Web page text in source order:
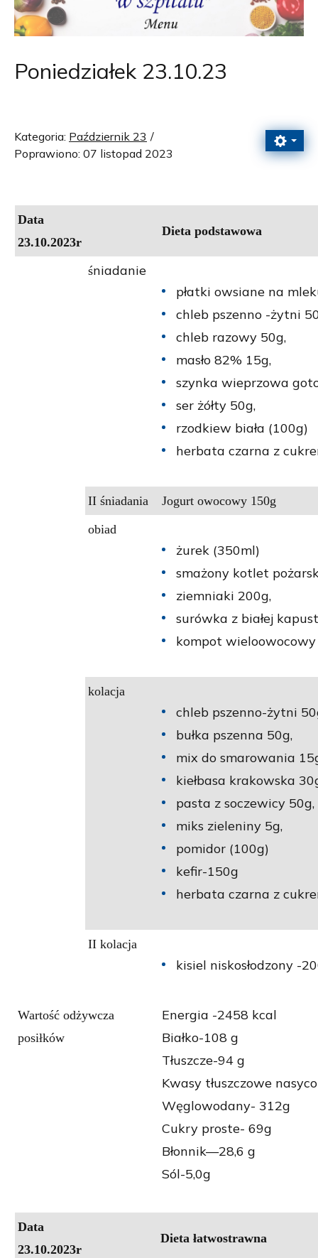
Poniedziałek 23.10.23
Kategoria: Październik 23
Poprawiono: 07 listopad 2023
Data
23.10.2023r
Dieta podstawowa
śniadanie
płatki owsiane na
chleb pszenno -żytni
chleb razowy 50g,
masło 82% 15g,
szynka wieprzowa
ser żółty 50g,
rzodkiew biała (100g)
herbata czarna z
II śniadania
Jogurt owocowy 150g
obiad
żurek (350ml)
smażony kotlet
ziemniaki 200g,
surówka z białej
kompot
kolacja
chleb pszenno-żytni
bułka pszenna 50g,
mix do smarowania
kiełbasa krakowska
pasta z soczewicy 50g,
miks zieleniny 5g,
pomidor (100g)
kefir-150g
herbata czarna z
II kolacja
kisiel niskosłodzony -
Wartość odżywcza
posiłków
Energia -2458 kcal
Białko-108 g
Tłuszcze-94 g
Kwasy tłuszczowe
Węglowodany- 312g
Cukry proste- 69g
Błonnik—28,6 g
Sól-5,0g
Data
23.10.2023r
Dieta łatwostrawna